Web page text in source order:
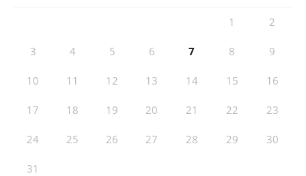
1 2
3 4 5 6 7 8 9
10 11 12 13 14 15 16
17 18 19 20 21 22 23
24 25 26 27 28 29 30
31